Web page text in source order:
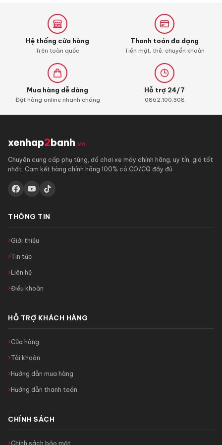
Hệ thống cửa hàng
Trên toàn quốc
Thanh toán đa dạng
Tiền mặt, thẻ, chuyển khoản
Mua hàng dễ dàng
Đặt hàng online nhanh chóng
Hỗ trợ 24/7
0862.100.308
xenhap2banh.vn
Chuyên cung cấp phụ tùng, đồ chơi xe máy chính hãng, uy tín, giá tốt
nhất. Cam kết hàng chính hãng 100% có CO/CQ đầy đủ.
THÔNG TIN
Giới thiệu
Tin tức
Liên hệ
Điều khoản
HỖ TRỢ KHÁCH HÀNG
Cửa hàng
Tài khoản
Hướng dẫn mua hàng
Hướng dẫn thanh toán
CHÍNH SÁCH
Chính sách bảo mật